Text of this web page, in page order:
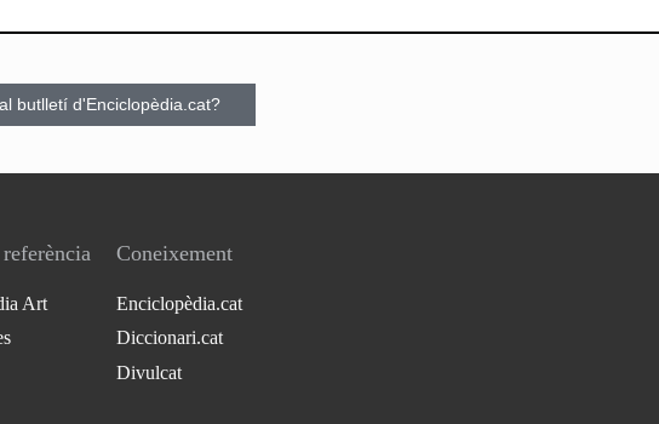
butlletí d'Enciclopèdia.cat?
Art
Coneixement
Enciclopèdia.cat
Diccionari.cat
Divulcat